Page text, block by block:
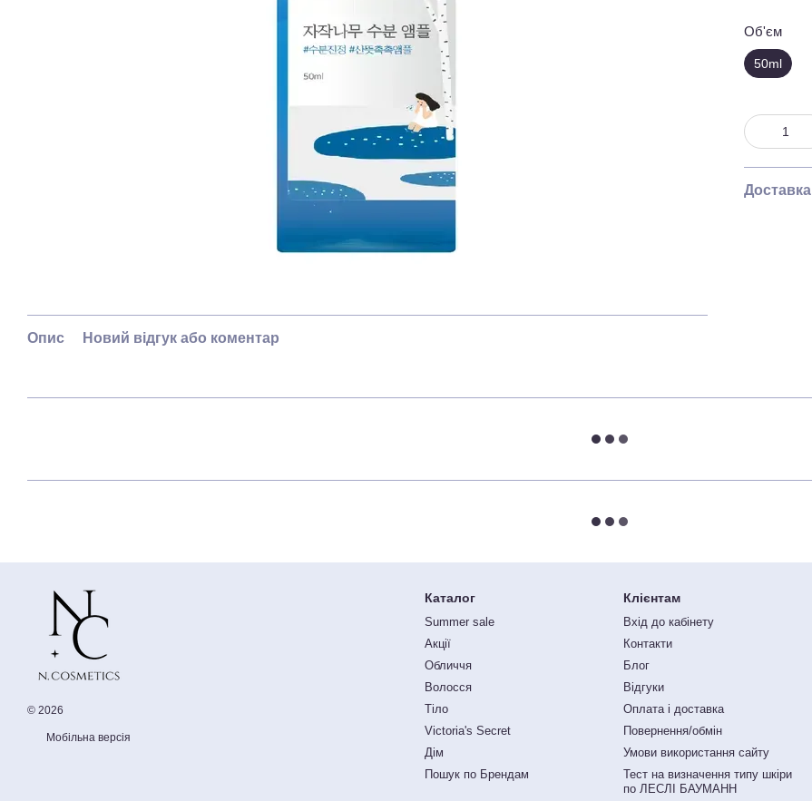
Опис Новий відгук або коментар
Об'єм
50ml
Доставка
© 2026
Мобільна версія
Каталог
Summer sale
Акції
Обличчя
Волосся
Тіло
Victoria's Secret
Дім
Пошук по Брендам
Клієнтам
Вхід до кабінету
Контакти
Блог
Відгуки
Оплата і доставка
Повернення/обмін
Умови використання сайту
Тест на визначення типу шкіри
по ЛЕСЛІ БАУМАНН